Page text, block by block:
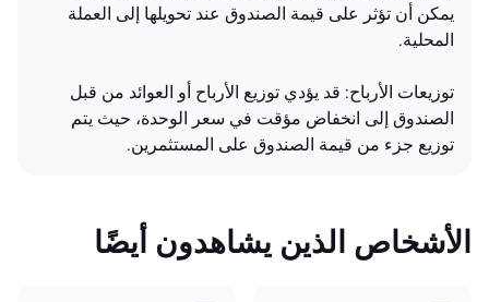
يمكن أن تؤثر على قيمة الصندوق عند تحويلها إلى العملة
المحلية.
توزيعات الأرباح: قد يؤدي توزيع الأرباح أو العوائد من قبل
الصندوق إلى انخفاض مؤقت في سعر الوحدة، حيث يتم
توزيع جزء من قيمة الصندوق على المستثمرين.
الأشخاص الذين يشاهدون أيضًا